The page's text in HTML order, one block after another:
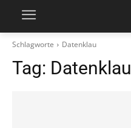
Schlagworte Datenklau
Tag: Datenklau